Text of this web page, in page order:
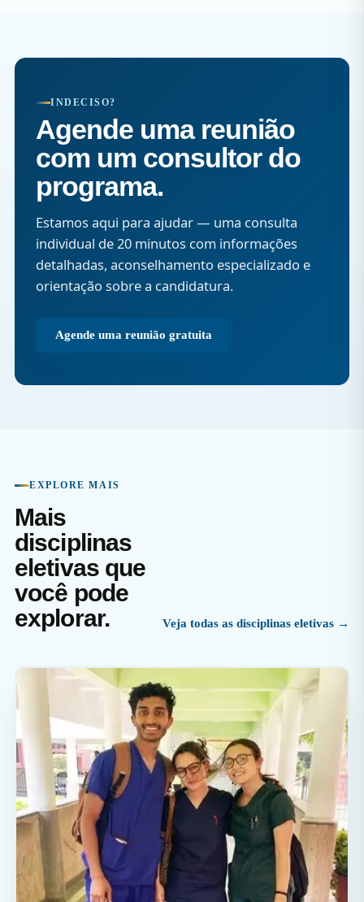
INDECISO?
Agende uma reunião
com um consultor do
programa.
Estamos aqui para ajudar — uma consulta
individual de 20 minutos com informações
detalhadas, aconselhamento especializado e
orientação sobre a candidatura.
Agende uma reunião gratuita
EXPLORE MAIS
Mais
disciplinas
eletivas que
você pode
explorar.
Veja todas as disciplinas eletivas →